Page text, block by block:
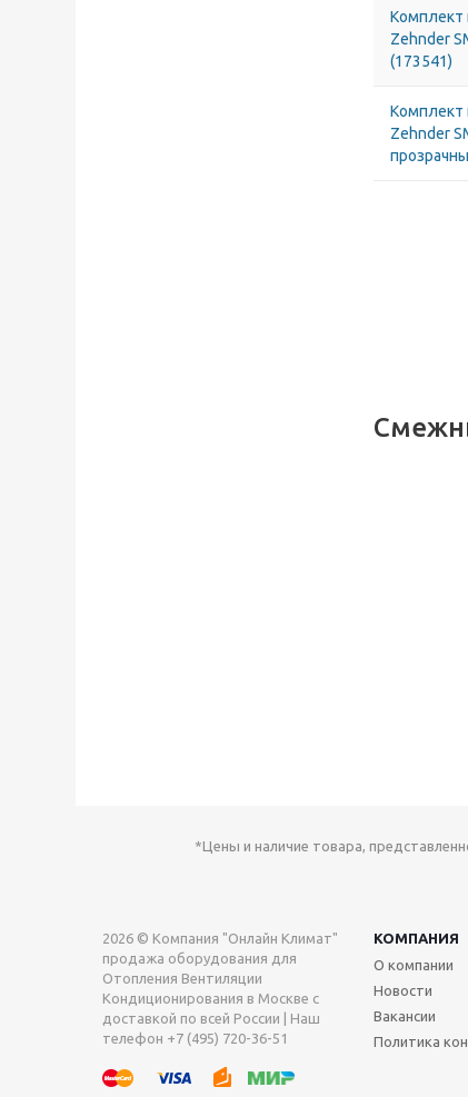
Комплект
Zehnder
(173541)
Комплект
Zehnder
*Цены и наличие товара,
2026 © Компания "Онлайн Климат"
продажа оборудования для
Отопления Вентиляции
Кондиционирования в Москве с
доставкой по всей России | Наш
телефон +7 (495) 720-36-51
КОМПАНИЯ
О компании
Новости
Вакансии
Политика